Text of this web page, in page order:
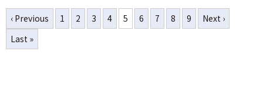
‹ Previous 1 2 3 4 5 6 7 8 9
Next ›
Last »